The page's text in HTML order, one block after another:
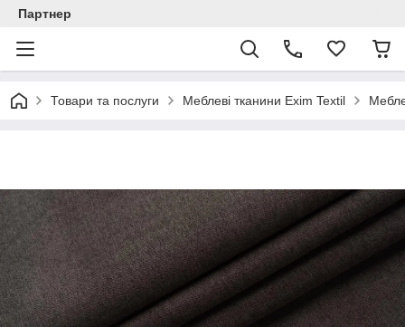
Партнер
Товари та послуги Меблеві тканини Exim Textil